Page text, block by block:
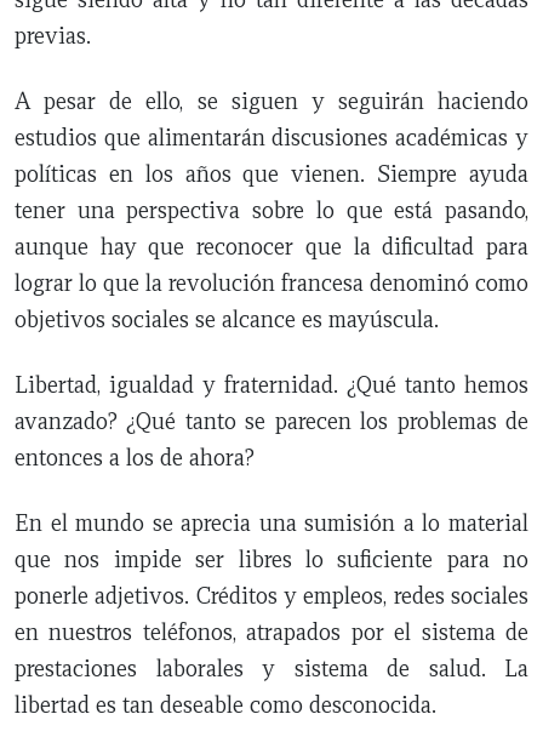
previas.
A pesar de ello, se siguen y seguirán haciendo
estudios que alimentarán discusiones académicas y
políticas en los años que vienen. Siempre ayuda
tener una perspectiva sobre lo que está pasando,
aunque hay que reconocer que la dificultad para
lograr lo que la revolución francesa denominó como
objetivos sociales se alcance es mayúscula.
Libertad, igualdad y fraternidad. ¿Qué tanto hemos
avanzado? ¿Qué tanto se parecen los problemas de
entonces a los de ahora?
En el mundo se aprecia una sumisión a lo material
que nos impide ser libres lo suficiente para no
ponerle adjetivos. Créditos y empleos, redes sociales
en nuestros teléfonos, atrapados por el sistema de
prestaciones laborales y sistema de salud. La
libertad es tan deseable como desconocida.